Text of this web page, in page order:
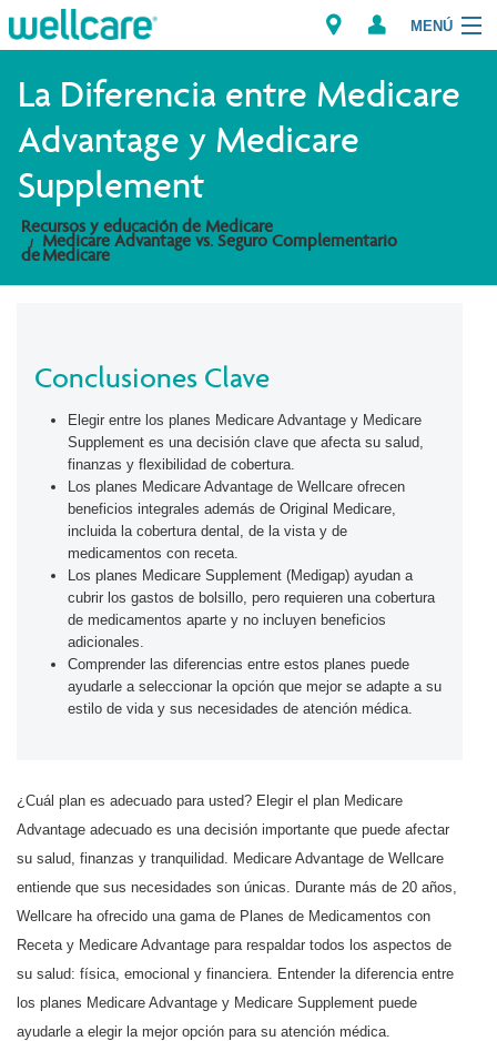
MENÚ
Explorar los Planes
Recursos para Miembros
Proveedores
Intermediarios
La Diferencia entre Medicare
Advantage y Medicare
Supplement
Recursos y educación de Medicare
Medicare Advantage vs. Seguro Complementario
de Medicare
Conclusiones Clave
Elegir entre los planes Medicare Advantage y Medicare
Supplement es una decisión clave que afecta su salud,
finanzas y flexibilidad de cobertura.
Los planes Medicare Advantage de Wellcare ofrecen
beneficios integrales además de Original Medicare,
incluida la cobertura dental, de la vista y de
medicamentos con receta.
Los planes Medicare Supplement (Medigap) ayudan a
cubrir los gastos de bolsillo, pero requieren una cobertura
de medicamentos aparte y no incluyen beneficios
adicionales.
Comprender las diferencias entre estos planes puede
ayudarle a seleccionar la opción que mejor se adapte a su
estilo de vida y sus necesidades de atención médica.
¿Cuál plan es adecuado para usted? Elegir el plan Medicare
Advantage adecuado es una decisión importante que puede afectar
su salud, finanzas y tranquilidad. Medicare Advantage de Wellcare
entiende que sus necesidades son únicas. Durante más de 20 años,
Wellcare ha ofrecido una gama de Planes de Medicamentos con
Receta y Medicare Advantage para respaldar todos los aspectos de
su salud: física, emocional y financiera. Entender la diferencia entre
los planes Medicare Advantage y Medicare Supplement puede
ayudarle a elegir la mejor opción para su atención médica.